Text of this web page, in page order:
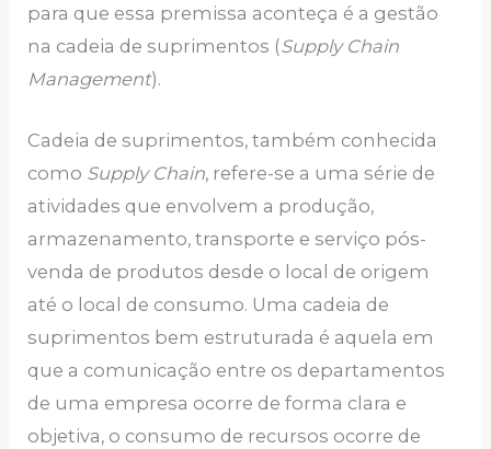
para que essa premissa aconteça é a gestão
na cadeia de suprimentos (Supply Chain
Management).
Cadeia de suprimentos, também conhecida
como Supply Chain, refere-se a uma série de
atividades que envolvem a produção,
armazenamento, transporte e serviço pós-
venda de produtos desde o local de origem
até o local de consumo. Uma cadeia de
suprimentos bem estruturada é aquela em
que a comunicação entre os departamentos
de uma empresa ocorre de forma clara e
objetiva, o consumo de recursos ocorre de